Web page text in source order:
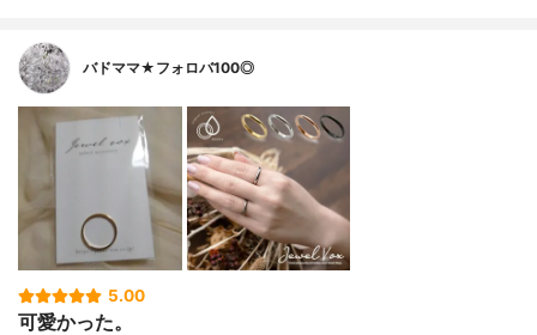
バドママ★フォロバ100◎
5.00
可愛かった。